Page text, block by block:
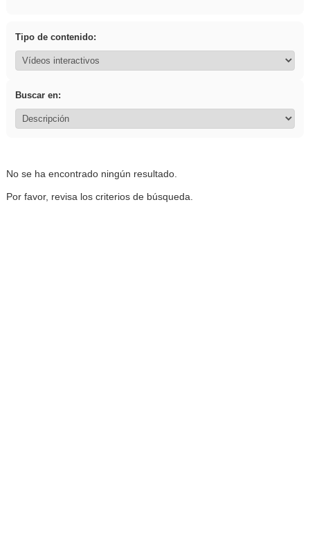
Tipo de contenido:
Buscar en:
No se ha encontrado ningún resultado.
Por favor, revisa los criterios de búsqueda.